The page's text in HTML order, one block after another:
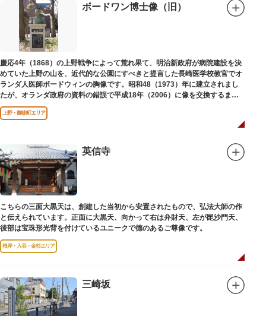
ボードワン博士像（旧）
慶応4年（1868）の上野戦争によって荒れ果て、明治新政府が病院建設を決
めていた上野の山を、近代的な公園にすべきと提言した長崎医学校教官でオ
ランダ人医師ボードウィンの胸像です。昭和48（1973）年に建立されまし
たが、オランダ政府の資料の錯誤で平成18年（2006）に像を交換するまで
は博士の弟の像でした。
上野・御徒町エリア
英信寺
こちらの三面大黒天は、創建した当初から安置されたもので、弘法大師の作
と伝えられています。正面に大黒天、向かって右は弁財天、左が毘沙門天、
後部は宝珠形光背を付けているユニークで徳のあるご尊像です。
根岸・入谷・金杉エリア
三崎坂